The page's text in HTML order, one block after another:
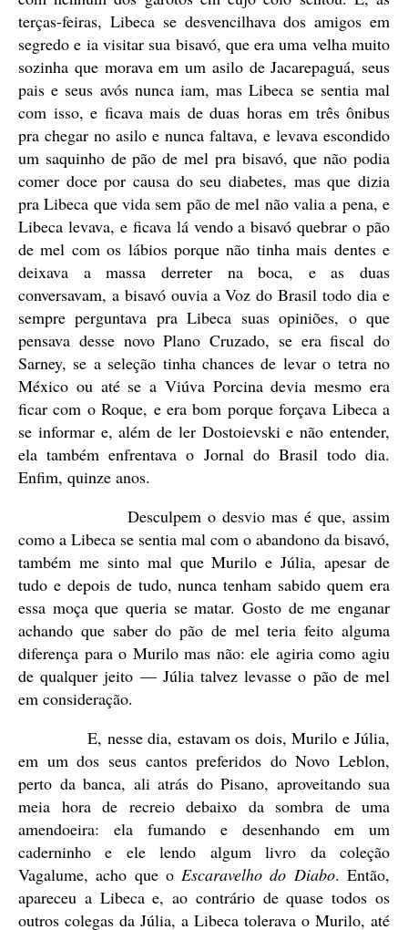
terças-feiras, Libeca se desvencilhava dos amigos em
segredo e ia visitar sua bisavó, que era uma velha muito
sozinha que morava em um asilo de Jacarepaguá, seus
pais e seus avós nunca iam, mas Libeca se sentia mal
com isso, e ficava mais de duas horas em três ônibus
pra chegar no asilo e nunca faltava, e levava escondido
um saquinho de pão de mel pra bisavó, que não podia
comer doce por causa do seu diabetes, mas que dizia
pra Libeca que vida sem pão de mel não valia a pena, e
Libeca levava, e ficava lá vendo a bisavó quebrar o pão
de mel com os lábios porque não tinha mais dentes e
deixava a massa derreter na boca, e as duas
conversavam, a bisavó ouvia a Voz do Brasil todo dia e
sempre perguntava pra Libeca suas opiniões, o que
pensava desse novo Plano Cruzado, se era fiscal do
Sarney, se a seleção tinha chances de levar o tetra no
México ou até se a Viúva Porcina devia mesmo era
ficar com o Roque, e era bom porque forçava Libeca a
se informar e, além de ler Dostoievski e não entender,
ela também enfrentava o Jornal do Brasil todo dia.
Enfim, quinze anos.
Desculpem o desvio mas é que, assim
como a Libeca se sentia mal com o abandono da bisavó,
também me sinto mal que Murilo e Júlia, apesar de
tudo e depois de tudo, nunca tenham sabido quem era
essa moça que queria se matar. Gosto de me enganar
achando que saber do pão de mel teria feito alguma
diferença para o Murilo mas não: ele agiria como agiu
de qualquer jeito — Júlia talvez levasse o pão de mel
em consideração.
E, nesse dia, estavam os dois, Murilo e Júlia,
em um dos seus cantos preferidos do Novo Leblon,
perto da banca, ali atrás do Pisano, aproveitando sua
meia hora de recreio debaixo da sombra de uma
amendoeira: ela fumando e desenhando em um
caderninho e ele lendo algum livro da coleção
Vagalume, acho que oEscaravelho do Diabo. Então,
apareceu a Libeca e, ao contrário de quase todos os
outros colegas da Júlia, a Libeca tolerava o Murilo, até